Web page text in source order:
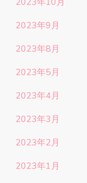
2023年9月
2023年8月
2023年5月
2023年4月
2023年3月
2023年2月
2023年1月